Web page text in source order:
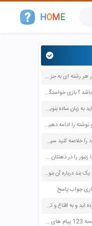
HOME
یکی از هنرمندان معاصر مورد علاقه خود را در هر رشته ای به جز عکاسی صفحه 69 فرهنگ و هنر نهم
یکی از مسیر های عبور و مرور خودروها می باشد ؟ بازی خواستگاری جواب پاسخ
یکی از حکایت هایی را که تا به حال شنیده اید به زبان ساده بنویسید صفحه 97 نگارش ششم دبستان
یکی از متن های ناتمام زیر را انتخاب کنید و نوشته را ادامه دهید صفحه 73 و 74 کتاب نگارش فارسی پنجم دبستان
یکی از درس های مندرج در کتاب درسی خود را خلاصه کنید سپس متن خلاصه شده را با بهره گیری از روش های دسته بندی نمودار جدول نقشه مفهومی نشان دهید صفحه 118 نگارش یازدهم
یکی از صدا های آبشار به هم خوردن برگ ها زنبور را در ذهنتان مجسم کنید و درباره آن یک بند بنویسید صفحه 11 نگارش پنجم
یکی از دو موضوع را به دلخواه انتخاب کن و یک بند درباره آن بنویس صفحه 35 کتاب نگارش فارسی سوم
جواب پاسخ
یکی از موثرترین پیام هایی را که دریافت کرده اید و به اقناع و تغییری جدی در شما منجر شده است برسی کنید و علت این تاثیر گذاری قابل توجه را بنویسید صفحه 52 تفکر و سواد رسانه ای دهم
یکی از خاطرات حضور خود در نماز جمعه صفحه 123 پیام های آسمان هفتم